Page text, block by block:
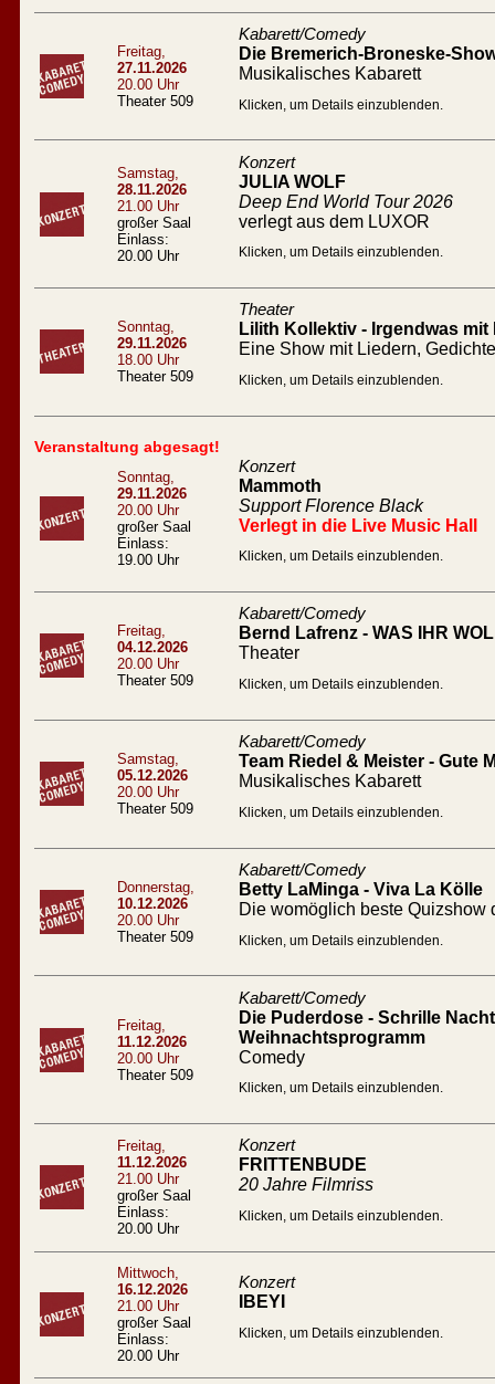
Freitag,
27.11.2026
20.00 Uhr
Theater 509
Kabarett/Comedy
Die Bremerich-Broneske-
Musikalisches Kabarett
Klicken, um Details einzublenden.
Samstag,
28.11.2026
21.00 Uhr
großer Saal
Einlass:
20.00 Uhr
Konzert
JULIA WOLF
Deep End World Tour 2026
verlegt aus dem LUXOR
Klicken, um Details einzublenden.
Sonntag,
29.11.2026
18.00 Uhr
Theater 509
Theater
Lilith Kollektiv - Irgendwas mit
Eine Show mit Liedern,
Klicken, um Details einzublenden.
Veranstaltung abgesagt!
Sonntag,
29.11.2026
20.00 Uhr
großer Saal
Einlass:
19.00 Uhr
Konzert
Mammoth
Support Florence Black
Verlegt in die Live Music Hall
Klicken, um Details einzublenden.
Freitag,
04.12.2026
20.00 Uhr
Theater 509
Kabarett/Comedy
Bernd Lafrenz - WAS IHR
Theater
Klicken, um Details einzublenden.
Samstag,
05.12.2026
20.00 Uhr
Theater 509
Kabarett/Comedy
Team Riedel & Meister - Gute
Musikalisches Kabarett
Klicken, um Details einzublenden.
Donnerstag,
10.12.2026
20.00 Uhr
Theater 509
Kabarett/Comedy
Betty LaMinga - Viva La Kölle
Die womöglich beste Quizshow
Klicken, um Details einzublenden.
Freitag,
11.12.2026
20.00 Uhr
Theater 509
Kabarett/Comedy
Die Puderdose - Schrille
Weihnachtsprogramm
Comedy
Klicken, um Details einzublenden.
Freitag,
11.12.2026
21.00 Uhr
großer Saal
Einlass:
20.00 Uhr
Konzert
FRITTENBUDE
20 Jahre Filmriss
Klicken, um Details einzublenden.
Mittwoch,
16.12.2026
21.00 Uhr
großer Saal
Einlass:
20.00 Uhr
Konzert
IBEYI
Klicken, um Details einzublenden.